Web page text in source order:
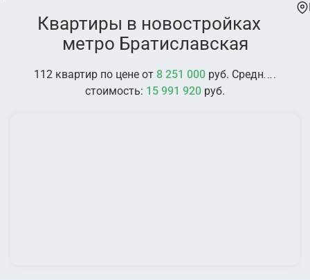
Квартиры в новостройках у
метро Братиславская
112 квартир по цене от 8 251 000 руб. Средняя
стоимость: 15 991 920 руб.